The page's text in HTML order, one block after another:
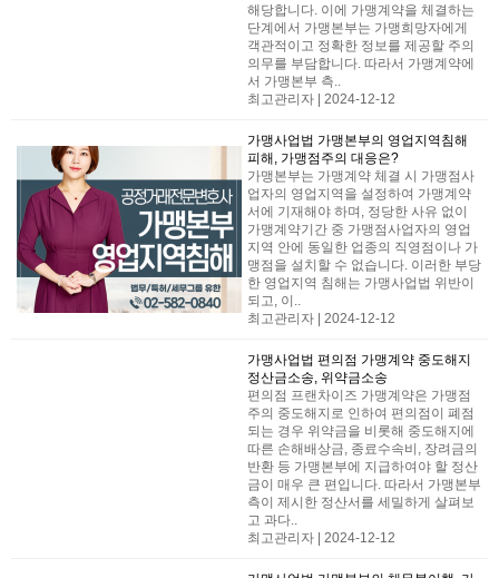
해당합니다. 이에 가맹계약을 체결하는
단계에서 가맹본부는 가맹희망자에게
객관적이고 정확한 정보를 제공할 주의
의무를 부담합니다. 따라서 가맹계약에
서 가맹본부 측..
최고관리자 | 2024-12-12
가맹사업법 가맹본부의 영업지역침해
피해, 가맹점주의 대응은?
가맹본부는 가맹계약 체결 시 가맹점사
업자의 영업지역을 설정하여 가맹계약
서에 기재해야 하며, 정당한 사유 없이
가맹계약기간 중 가맹점사업자의 영업
지역 안에 동일한 업종의 직영점이나 가
맹점을 설치할 수 없습니다. ​이러한 부당
한 영업지역 침해는 가맹사업법 위반이
되고, 이..
최고관리자 | 2024-12-12
가맹사업법 편의점 가맹계약 중도해지
정산금소송, 위약금소송
편의점 프랜차이즈 가맹계약은 가맹점
주의 중도해지로 인하여 편의점이 폐점
되는 경우 위약금을 비롯해 중도해지에
따른 손해배상금, 종료수속비, 장려금의
반환 등 가맹본부에 지급하여야 할 정산
금이 매우 큰 편입니다. 따라서 가맹본부
측이 제시한 정산서를 세밀하게 살펴보
고 과다..
최고관리자 | 2024-12-12